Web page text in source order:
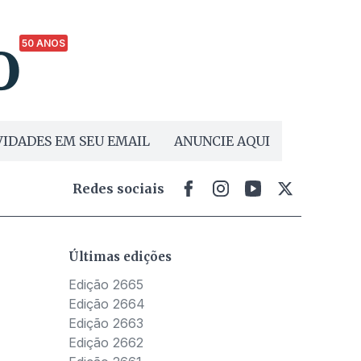
50 ANOS
EM SEU EMAIL ANUNCIE AQUI
Redes sociais
Últimas edições
Edição 2665
Edição 2664
Edição 2663
Edição 2662